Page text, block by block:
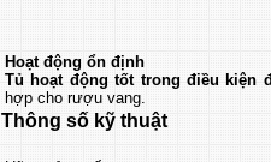
Hoạt động ổn định
Tủ hoạt động tốt trong điều kiện
hợp cho rượu vang.
Thông số kỹ thuật